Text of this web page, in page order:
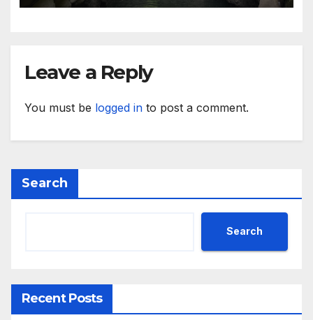
предприятия
Leave a Reply
You must be logged in to post a comment.
Search
Search
Recent Posts